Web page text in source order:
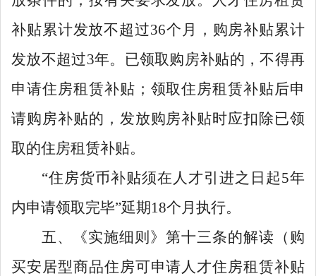
补贴累计发放不超过36个月，购房补贴累计
发放不超过3年。已领取购房补贴的，不得再
申请住房租赁补贴；领取住房租赁补贴后申
请购房补贴的，发放购房补贴时应扣除已领
取的住房租赁补贴。
“住房货币补贴须在人才引进之日起5年
内申请领取完毕”延期18个月执行。
五、《实施细则》第十三条的解读（购
买安居型商品住房可申请人才住房租赁补贴